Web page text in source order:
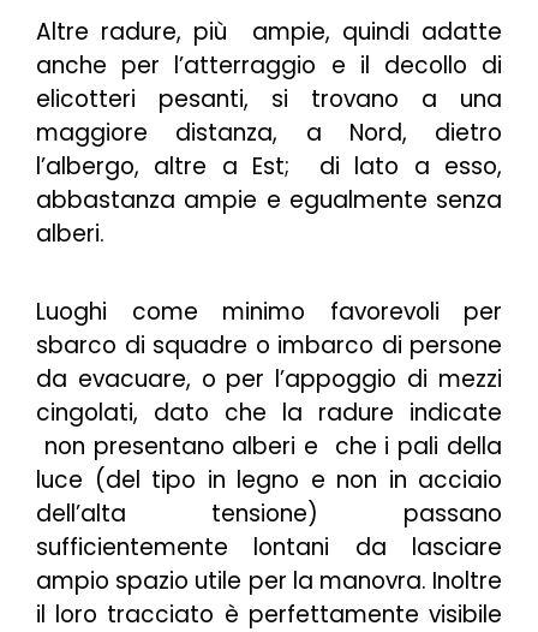
Altre radure, più ampie, quindi adatte
anche per l’atterraggio e il decollo di
elicotteri pesanti, si trovano a una
maggiore distanza, a Nord, dietro
l’albergo, altre a Est; di lato a esso,
abbastanza ampie e egualmente senza
alberi.
Luoghi come minimo favorevoli per
sbarco di squadre o imbarco di persone
da evacuare, o per l’appoggio di mezzi
cingolati, dato che la radure indicate
non presentano alberi e che i pali della
luce (del tipo in legno e non in acciaio
dell’alta tensione) passano
sufficientemente lontani da lasciare
ampio spazio utile per la manovra. Inoltre
il loro tracciato è perfettamente visibile